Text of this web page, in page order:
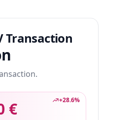
Transaction
+28.6%
€